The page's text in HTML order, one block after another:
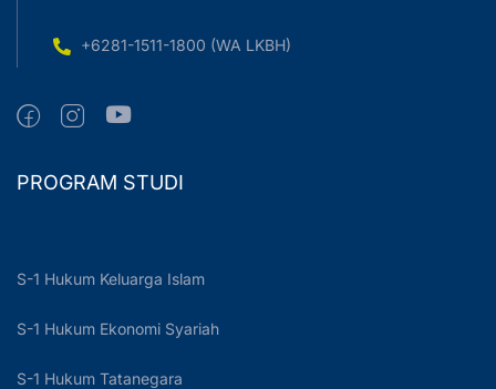
+6281-1511-1800 (WA LKBH)
PROGRAM STUDI
S-1 Hukum Keluarga Islam
S-1 Hukum Ekonomi Syariah
S-1 Hukum Tatanegara